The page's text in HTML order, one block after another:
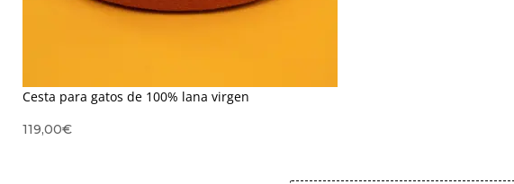
Cesta para gatos de 100% lana virgen
119,00€